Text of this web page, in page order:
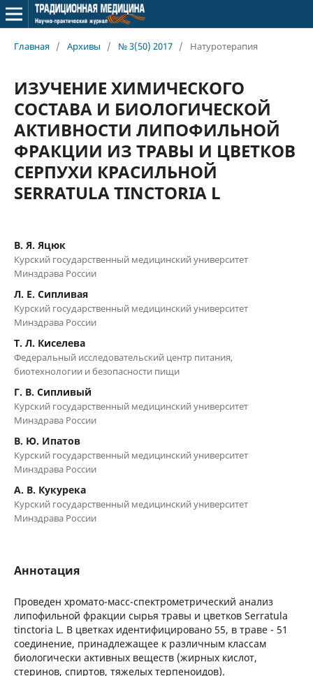
Главная / Архивы / № 3(50) 2017 / Натуротерапия
ИЗУЧЕНИЕ ХИМИЧЕСКОГО
СОСТАВА И БИОЛОГИЧЕСКОЙ
АКТИВНОСТИ ЛИПОФИЛЬНОЙ
ФРАКЦИИ ИЗ ТРАВЫ И ЦВЕТКОВ
СЕРПУХИ КРАСИЛЬНОЙ
SERRATULA TINCTORIA L
В. Я. Яцюк
Курский государственный медицинский университет
Минздрава России
Л. Е. Сипливая
Курский государственный медицинский университет
Минздрава России
Т. Л. Киселева
Федеральный исследовательский центр питания,
биотехнологии и безопасности пищи
Г. В. Сипливый
Курский государственный медицинский университет
Минздрава России
В. Ю. Ипатов
Курский государственный медицинский университет
Минздрава России
А. В. Кукурека
Курский государственный медицинский университет
Минздрава России
Аннотация
Проведен хромато-масс-спектрометрический анализ
липофильной фракции сырья травы и цветков Serratula
tinctoria L. В цветках идентифицировано 55, в траве - 51
соединение, принадлежащее к различным классам
биологически активных веществ (жирных кислот,
стеринов, спиртов, тяжелых терпеноидов).